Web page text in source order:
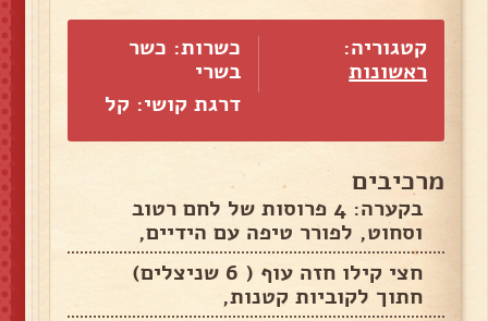
קטגוריה:
ראשונות
כשרות: כשר
בשרי
דרגת קושי: קל
מרכיבים
בקערה: 4 פרוסות של לחם רטוב
וסחוט, לפורר טיפה עם הידיים,
חצי קילו חזה עוף ( 6 שניצלים)
חתוך לקוביות קטנות,